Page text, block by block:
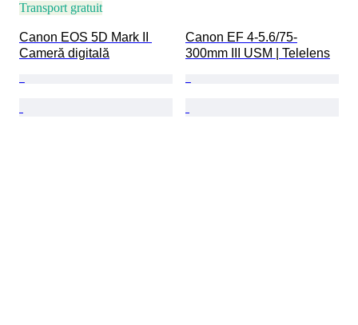
Transport gratuit
Canon EOS 5D Mark II
Cameră digitală
Canon EF 4-5.6/75-
300mm III USM | Telelens